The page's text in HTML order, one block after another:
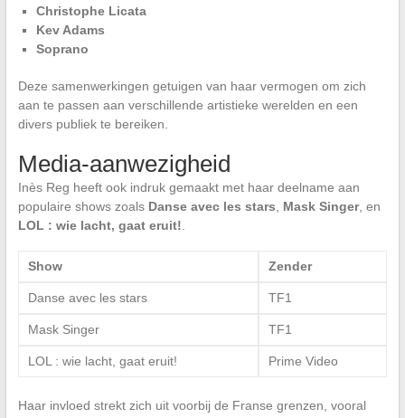
Christophe Licata
Kev Adams
Soprano
Deze samenwerkingen getuigen van haar vermogen om zich
aan te passen aan verschillende artistieke werelden en een
divers publiek te bereiken.
Media-aanwezigheid
Inès Reg heeft ook indruk gemaakt met haar deelname aan
populaire shows zoals Danse avec les stars Mask Singer, en
LOL : wie lacht, gaat eruit!
Show Zender
Danse avec les stars TF1
Mask Singer TF1
LOL : wie lacht, gaat eruit! Prime Video
Haar invloed strekt zich uit voorbij de Franse grenzen, vooral